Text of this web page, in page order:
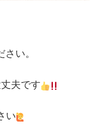
い。
夫です
い